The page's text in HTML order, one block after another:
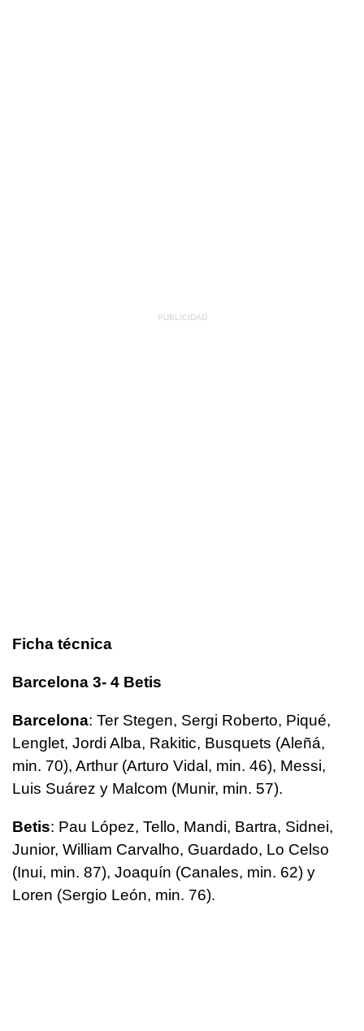
Ficha técnica
Barcelona 3- 4 Betis
Barcelona: Ter Stegen, Sergi Roberto, Piqué,
Lenglet, Jordi Alba, Rakitic, Busquets (Aleñá,
min. 70), Arthur (Arturo Vidal, min. 46), Messi,
Luis Suárez y Malcom (Munir, min. 57).
Betis: Pau López, Tello, Mandi, Bartra, Sidnei,
Junior, William Carvalho, Guardado, Lo Celso
(Inui, min. 87), Joaquín (Canales, min. 62) y
Loren (Sergio León, min. 76).